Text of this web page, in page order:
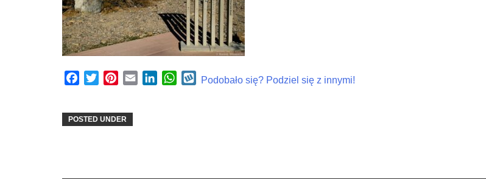
Facebook
TwitterPinterest
Email LinkedInWhatsApp
Wykop
Podobało się? Podziel się z innymi!
POSTED UNDER